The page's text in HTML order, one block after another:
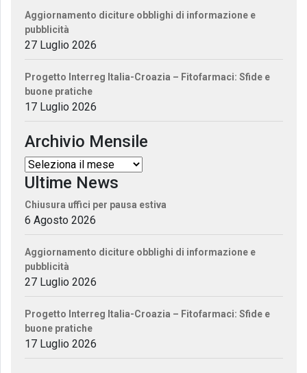
Aggiornamento diciture obblighi di informazione e
pubblicità
27 Luglio 2026
Progetto Interreg Italia-Croazia – Fitofarmaci: Sfide e
buone pratiche
17 Luglio 2026
Archivio Mensile
Ultime News
Chiusura uffici per pausa estiva
6 Agosto 2026
Aggiornamento diciture obblighi di informazione e
pubblicità
27 Luglio 2026
Progetto Interreg Italia-Croazia – Fitofarmaci: Sfide e
buone pratiche
17 Luglio 2026